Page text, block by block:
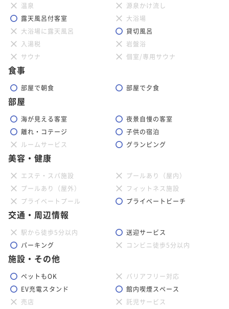
温泉
源泉かけ流し
露天風呂付客室
大浴場
大浴場に露天風呂
貸切風呂
入湯税
岩盤浴
サウナ
個室/専用サウナ
食事
部屋で朝食 部屋で夕食
部屋
海が見える客室
夜景自慢の客室
離れ・コテージ
子供の宿泊
ルームサービス
グランピング
美容・健康
エステ・スパ施設
プールあり（屋内）
プールあり（屋外）
フィットネス施設
プライベートプール
プライベートビーチ
交通・周辺情報
駅から徒歩5分以内
送迎サービス
パーキング
コンビニ徒歩5分以内
施設・その他
ペットもOK
バリアフリー対応
EV充電スタンド
館内喫煙スペース
売店
託児サービス